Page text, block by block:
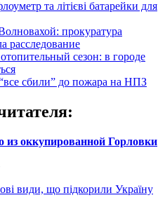
та літієві батарейки для
прокуратура
расследование
сезон: в городе
сбили” до пожара на НПЗ
:
из оккупированной Горловки
види, що підкорили Україну